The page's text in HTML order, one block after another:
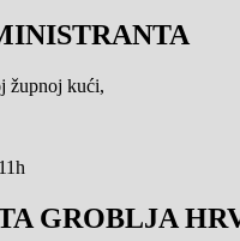
župnoj kući,
GROBLJA